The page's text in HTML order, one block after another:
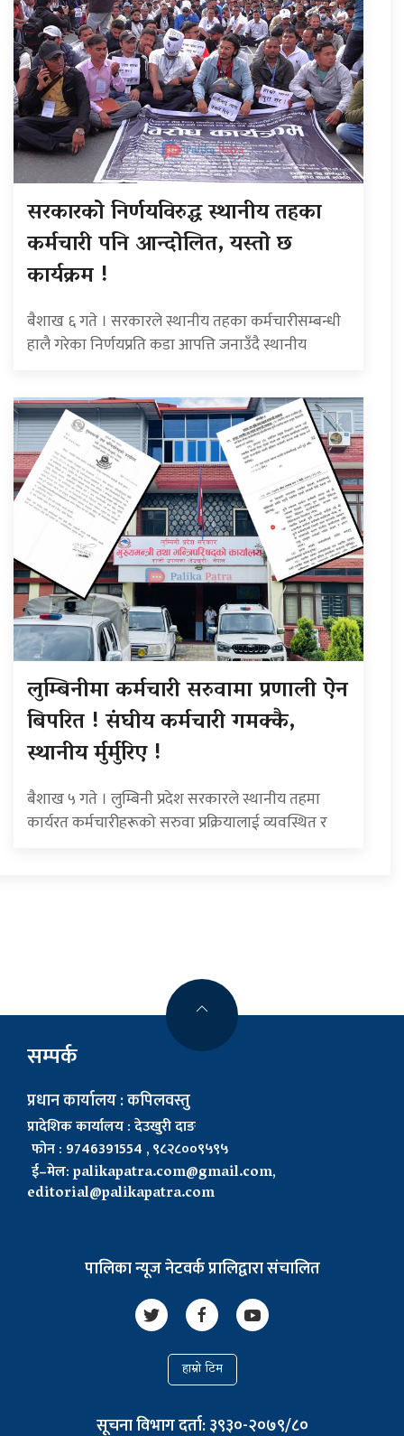
सरकारको निर्णयविरुद्ध स्थानीय तहका
कर्मचारी पनि आन्दोलित, यस्तो छ
कार्यक्रम !
बैशाख ६ गते । सरकारले स्थानीय तहका कर्मचारीसम्बन्धी
हालै गरेका निर्णयप्रति कडा आपत्ति जनाउँदै स्थानीय
लुम्बिनीमा कर्मचारी सरुवामा प्रणाली ऐन
बिपरित ! संघीय कर्मचारी गमक्कै,
स्थानीय र्मुर्मुरिए !
बैशाख ५ गते । लुम्बिनी प्रदेश सरकारले स्थानीय तहमा
कार्यरत कर्मचारीहरूको सरुवा प्रक्रियालाई व्यवस्थित र
सम्पर्क
प्रधान कार्यालय : कपिलवस्तु
प्रादेशिक कार्यालय : देउखुरी दाङ
फोन : 9746391554 , ९८२८००९५९५
ई–मेल:palikapatra.com@gmail.com,
editorial@palikapatra.com
पालिका न्यूज नेटवर्क प्रालिद्वारा संचालित
हाम्रो टिम
सूचना विभाग दर्ता: ३९३०-२०७९/८०